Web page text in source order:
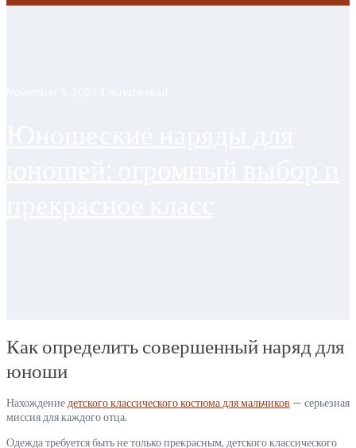
Как определить совершенный наряд для
юноши
Нахождение детского классического костюма для мальчиков — серьезная
миссия для каждого отца.
Одежда требуется быть не только прекрасным, детского классического